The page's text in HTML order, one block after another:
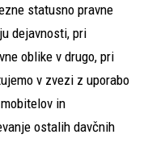
statusno pravne
dejavnosti, pri
oblike v drugo, pri
v zvezi z uporabo
in
ostalih davčnih